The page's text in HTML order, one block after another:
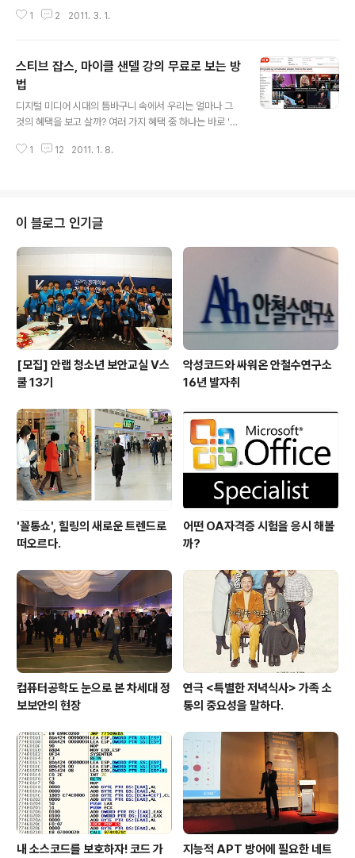
1세기 최고의 뮤지컬은 무엇일까? 많은 사람이 '빌리 엘리
에서는 최고라고 불리는 천재 음악가 엘튼 존이 참여하였
다. 여기까지는 빌리 엘리어트에 대한 공식적인 명성에 불
과하다. 아무리 많은 어워드 히스토리가 있다고 할지언정,
사실 내가 빌리 엘리어트를 알게 된 것은 지인을 통해서였
다. 유럽 배낭 여행을 다녀온 지인이 '빌리 엘리어트'의 본
고장 영국에서 보고 추천해준 것이 나와 '빌리'의 첫 인연이
1 2 2011. 3. 1.
스티브 잡스, 마이클 샌델 강의 무료로 보는 방
법
디지털 미디어 시대의 틈바구니 속에서 우리는 얼마나 그
것의 혜택을 보고 살까? 여러 가지 혜택 중 하나는 바로 '정
사이트의 뉴스 인스턴트식 정보 그 너머의 교양을 맛볼 수
pen Educational Resorces) 바람이 뜨겁게 불고 있다.
OER은 교수자, 학생 등 강연에 참여하는 모든 이에게 학습
에 도움이 되도록 무료로 제공되는 교수-학습 자료를 말한
하는 것으로, 해당 오픈 코스 사이트를 지칭한다. ..
1 12 2011. 1. 8.
이 블로그 인기글
[모집] 안랩 청소년 보안교실 V스
쿨 13기
악성코드와 싸워온 안철수연구소
16년 발자취
'꼴통쇼', 힐링의 새로운 트렌드로
떠오르다.
어떤 OA자격증 시험을 응시 해볼
까?
컴퓨터공학도 눈으로 본 차세대 정
보보안의 현장
연극 <특별한 저녁식사> 가족 소
통의 중요성을 말하다.
내 소스코드를 보호하자! 코드 가 지능적 APT 방어에 필요한 네트